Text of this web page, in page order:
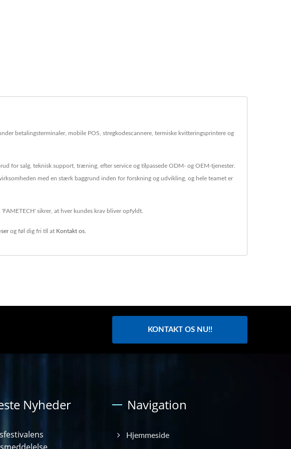
betalingsterminaler, mobile POS, stregkodescannere, termiske kvitteringsprintere og
for salg, teknisk support, træning, efter service og tilpassede ODM- og OEM-tjenester.
med en stærk baggrund inden for forskning og udvikling, og hele teamet er
sikrer, at hver kundes krav bliver opfyldt.
og føl dig fri til at Kontakt os
KONTAKT OS NU!!
Nyheder Navigation
Hjemmeside